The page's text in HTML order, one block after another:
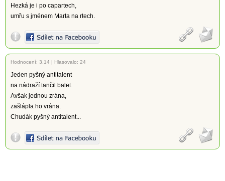
Hezká je i po capartech,
umřu s jménem Marta na rtech.
Hodnocení: 3.14 | Hlasovalo: 24
Jeden pyšný antitalent
na nádraží tančil balet.
Avšak jednou zrána,
zašlápla ho vrána.
Chudák pyšný antitalent...